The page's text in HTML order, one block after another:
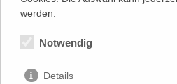
werden.
Notwendig
Details